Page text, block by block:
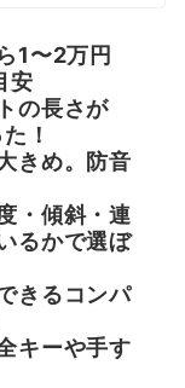
1〜2万円
安
の長さが
！
きめ。防音
・傾斜・連
るかで選ぼ
きるコンパ
キーや手す